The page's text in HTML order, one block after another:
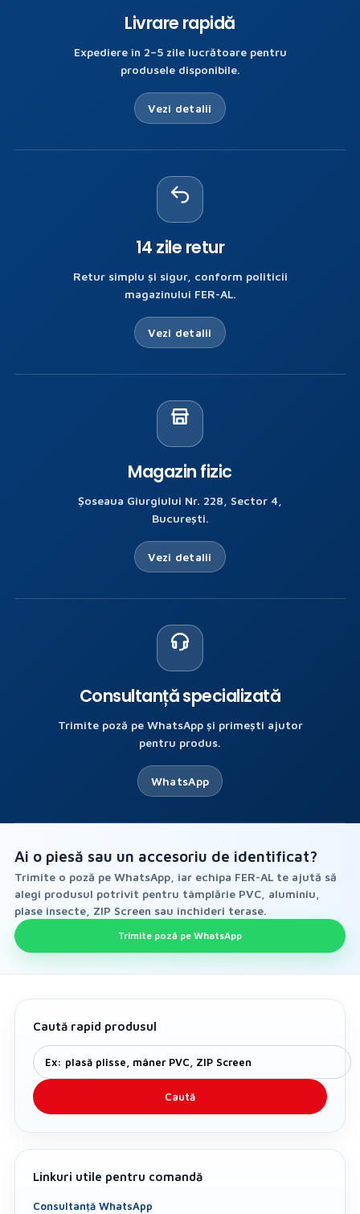
Livrare rapidă
Expediere în 2–5 zile lucrătoare pentru
produsele disponibile.
Vezi detalii
14 zile retur
Retur simplu și sigur, conform politicii
magazinului FER-AL.
Vezi detalii
Magazin fizic
Șoseaua Giurgiului Nr. 228, Sector 4,
București.
Vezi detalii
Consultanță specializată
Trimite poză pe WhatsApp și primești ajutor
pentru produs.
WhatsApp
Ai o piesă sau un accesoriu de identificat?
Trimite o poză pe WhatsApp, iar echipa FER-AL te ajută să
alegi produsul potrivit pentru tâmplărie PVC, aluminiu,
plase insecte, ZIP Screen sau închideri terase.
Trimite poză pe WhatsApp
Caută rapid produsul
Caută
Linkuri utile pentru comandă
Consultanță WhatsApp